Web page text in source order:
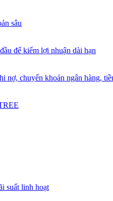
dịch, v.v.
sâu
để kiếm lợi nhuận dài hạn
nợ, chuyển khoản ngân hàng,
suất linh hoạt